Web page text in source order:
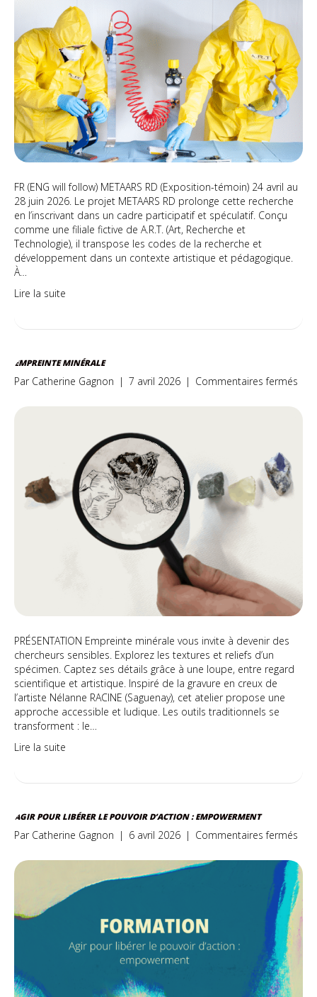
avec
les
des
FR (ENG will follow) METAARS RD (Exposition-témoin) 24 avril au
28 juin 2026. Le projet METAARS RD prolonge cette recherche
en l’inscrivant dans un cadre participatif et spéculatif. Conçu
comme une filiale fictive de A.R.T. (Art, Recherche et
Technologie), il transpose les codes de la recherche et
développement dans un contexte artistique et pédagogique.
À…
Lire la suite
EMPREINTE MINÉRALE
Par Catherine Gagnon | 7 avril 2026 | Commentaires fermés
PRÉSENTATION Empreinte minérale vous invite à devenir des
chercheurs sensibles. Explorez les textures et reliefs d’un
spécimen. Captez ses détails grâce à une loupe, entre regard
scientifique et artistique. Inspiré de la gravure en creux de
l’artiste Nélanne RACINE (Saguenay), cet atelier propose une
approche accessible et ludique. Les outils traditionnels se
transforment : le…
Lire la suite
AGIR POUR LIBÉRER LE POUVOIR D’ACTION : EMPOWERMENT
Par Catherine Gagnon | 6 avril 2026 | Commentaires fermés
le
: